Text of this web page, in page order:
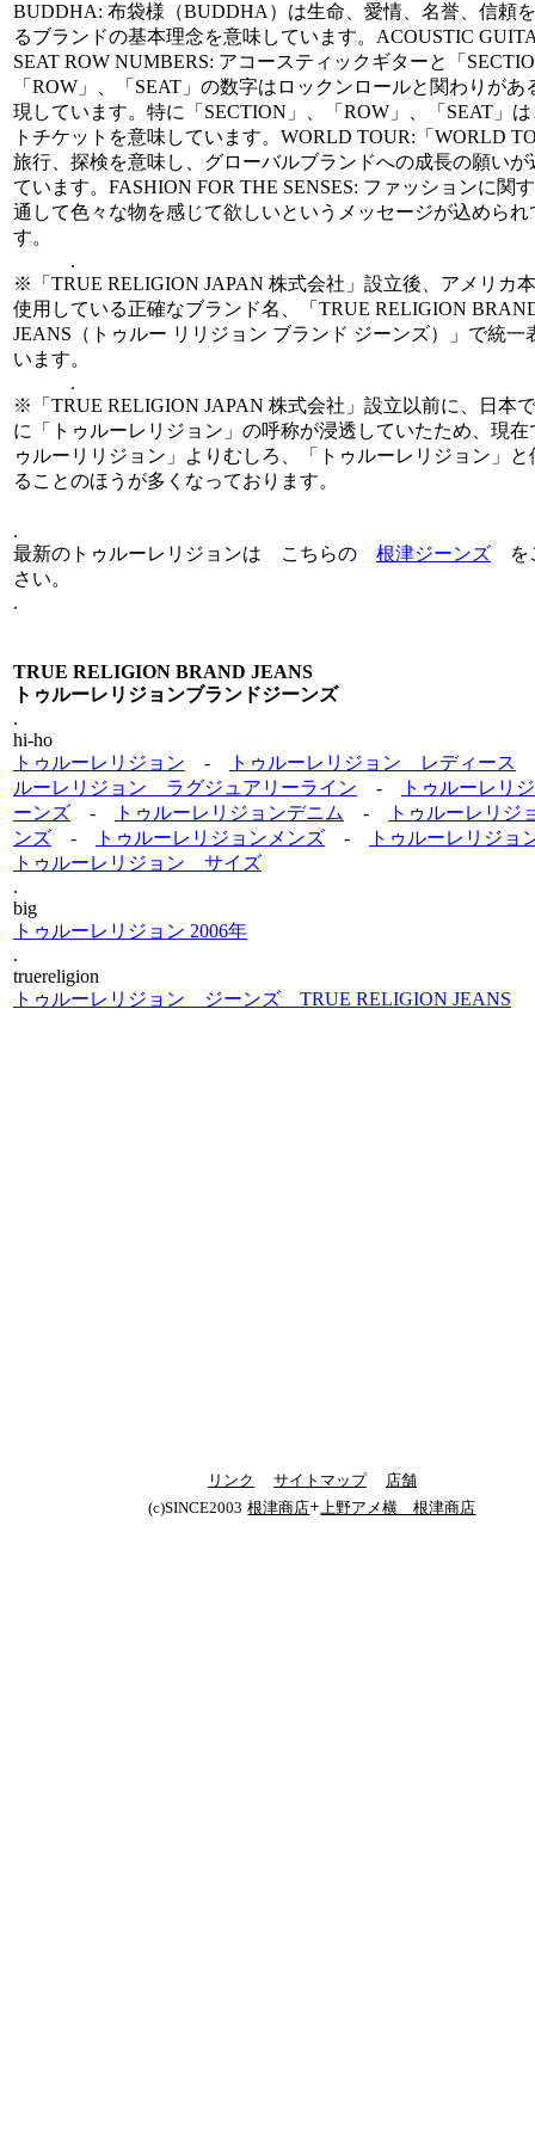
BUDDHA: 布袋様（BUDDHA）は生命、愛情、名誉、信頼
るブランドの基本理念を意味しています。ACOUSTIC
SEAT ROW NUMBERS: アコースティックギターと「
「ROW」、「SEAT」の数字はロックンロールと関わりがあ
現しています。特に「SECTION」、「ROW」、「SEAT」
トチケットを意味しています。WORLD TOUR:「WORLD
旅行、探検を意味し、グローバルブランドへの成長の願いが
ています。FASHION FOR THE SENSES: ファッションに関
通して色々な物を感じて欲しいというメッセージが込められ
す。
.
※「TRUE RELIGION JAPAN 株式会社」設立後、アメリカ
使用している正確なブランド名、「TRUE RELIGION
JEANS（トゥルー リリジョン ブランド ジーンズ）」で統一
います。
.
※「TRUE RELIGION JAPAN 株式会社」設立以前に、日本
に「トゥルーレリジョン」の呼称が浸透していたため、現在
ゥルーリリジョン」よりむしろ、「トゥルーレリジョン」と
ることのほうが多くなっております。
.
最新のトゥルーレリジョンは こちらの 根津ジーンズ を
さい。
.
TRUE RELIGION BRAND JEANS
トゥルーレリジョンブランドジーンズ
.
hi-ho
トゥルーレリジョン - トゥルーレリジョン レディース
ルーレリジョン ラグジュアリーライン -
トゥルーレリ
ーンズ - トゥルーレリジョンデニム -
トゥルーレリジ
ンズ - トゥルーレリジョンメンズ -
トゥルーレリジョ
トゥルーレリジョン サイズ
.
big
トゥルーレリジョン 2006年
.
truereligion
トゥルーレリジョン ジーンズ TRUE RELIGION JEANS
リンク サイトマップ
店舗
(c)SINCE2003 根津商店+上野アメ横 根津商店